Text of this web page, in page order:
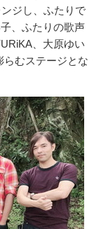
ジし、ふたりで
、ふたりの歌声
、大原ゆい
むステージとな